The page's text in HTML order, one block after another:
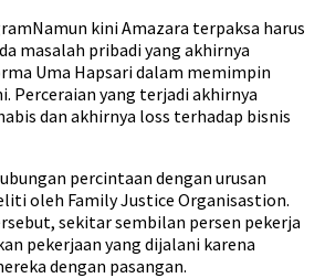
Namun kini Amazara terpaksa harus
masalah pribadi yang akhirnya
Uma Hapsari dalam memimpin
Perceraian yang terjadi akhirnya
dan akhirnya loss terhadap bisnis
percintaan dengan urusan
oleh Family Justice Organisastion.
sekitar sembilan persen pekerja
pekerjaan yang dijalani karena
dengan pasangan.